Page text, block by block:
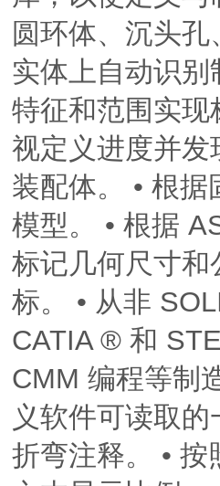
圆环体、沉头
实体上自动识别
特征和范围实现
视定义进度并发
装配体。 • 根
模型。 • 根据
标记几何尺寸和
标。 • 从非
CATIA ® 和
CMM 编程等制
义软件可读取
折弯注释。 •